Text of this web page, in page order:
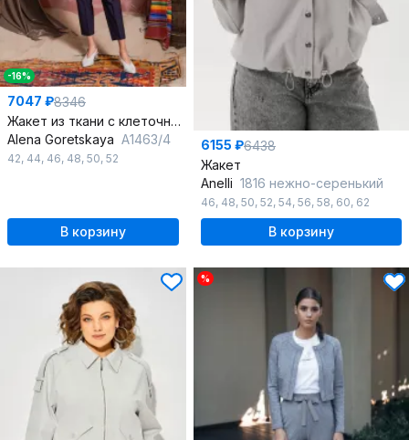
-16%
7047 ₽8346
Жакет из ткани с клеточным принтом прямой силуэт лето
Alena Goretskaya A1463/4
42, 44, 46, 48, 50, 52
В корзину
6155 ₽6438
Жакет
Anelli 1816 нежно-серенький
46, 48, 50, 52, 54, 56, 58, 60, 62
В корзину
%